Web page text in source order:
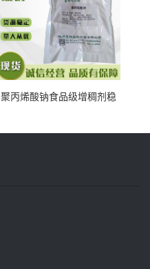
聚丙烯酸钠食品级增稠剂稳